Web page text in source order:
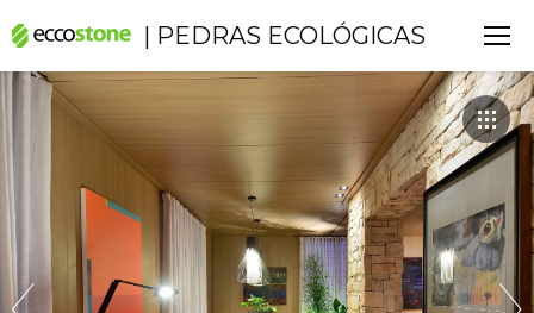
| PEDRAS ECOLÓGICAS